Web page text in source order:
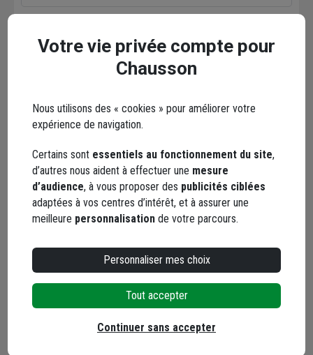
Description
Caractéristiques
Documents
Erko, spécialiste en outils de coupe, fabrique des lames de
Votre vie privée compte pour
Chausson
Nous utilisons des « cookies » pour améliorer votre
expérience de navigation.
Certains sont essentiels au fonctionnement du site,
d’autres nous aident à effectuer une mesure
d’audience, à vous proposer des publicités ciblées
adaptées à vos centres d’intérêt, et à assurer une
meilleure personnalisation de votre parcours.
Personnaliser mes choix
Tout accepter
Continuer sans accepter